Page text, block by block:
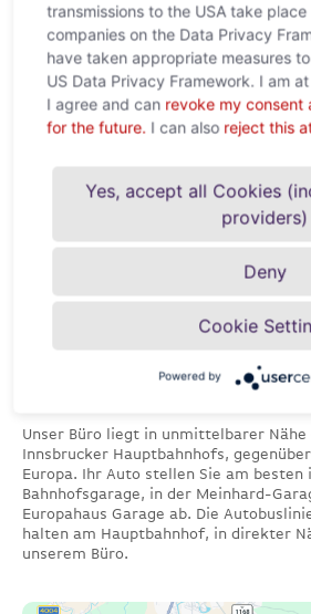
Unser Büro liegt in unmittelbarer Nähe
Innsbrucker Hauptbahnhofs,
Europa. Ihr Auto stellen Sie am besten
Bahnhofsgarage, in der Meinhard-
Europahaus Garage ab. Die
halten am Hauptbahnhof, in direkter
unserem Büro.
transmissions to the USA take
companies on the Data Privacy
have taken appropriate measures
US Data Privacy Framework. I am
I agree and can revoke my
for the future. I can also reject this
Yes, accept all Cookies
providers)
Deny
Cookie
Powered by